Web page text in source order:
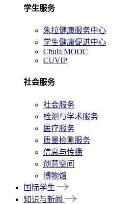
学生服务
朱拉健康服务中心
学生健康促进中心
Chula MOOC
CUVIP
社会服务
社会服务
检测与学术服务
医疗服务
质量检测服务
信息与传播
创意空间
博物馆
国际学生
知识与新闻